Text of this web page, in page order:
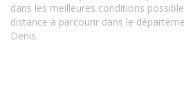
dans les meilleures conditions
distance à parcourir dans le
Denis.